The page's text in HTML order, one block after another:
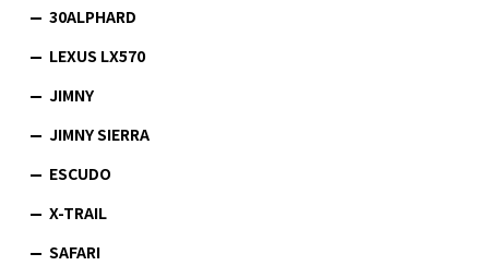
30ALPHARD
LEXUS LX570
JIMNY
JIMNY SIERRA
ESCUDO
X-TRAIL
SAFARI